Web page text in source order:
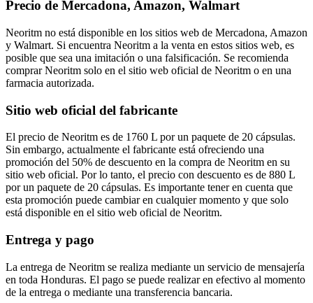
Precio de Mercadona, Amazon, Walmart
Neoritm no está disponible en los sitios web de Mercadona, Amazon
y Walmart. Si encuentra Neoritm a la venta en estos sitios web, es
posible que sea una imitación o una falsificación. Se recomienda
comprar Neoritm solo en el sitio web oficial de Neoritm o en una
farmacia autorizada.
Sitio web oficial del fabricante
El precio de Neoritm es de 1760 L por un paquete de 20 cápsulas.
Sin embargo, actualmente el fabricante está ofreciendo una
promoción del 50% de descuento en la compra de Neoritm en su
sitio web oficial. Por lo tanto, el precio con descuento es de 880 L
por un paquete de 20 cápsulas. Es importante tener en cuenta que
esta promoción puede cambiar en cualquier momento y que solo
está disponible en el sitio web oficial de Neoritm.
Entrega y pago
La entrega de Neoritm se realiza mediante un servicio de mensajería
en toda Honduras. El pago se puede realizar en efectivo al momento
de la entrega o mediante una transferencia bancaria.